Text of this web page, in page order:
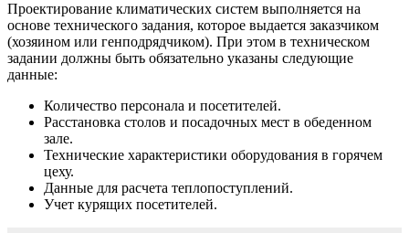
Проектирование климатических систем выполняется на
основе технического задания, которое выдается заказчиком
(хозяином или генподрядчиком). При этом в техническом
задании должны быть обязательно указаны следующие
данные:
Количество персонала и посетителей.
Расстановка столов и посадочных мест в обеденном
зале.
Технические характеристики оборудования в горячем
цеху.
Данные для расчета теплопоступлений.
Учет курящих посетителей.